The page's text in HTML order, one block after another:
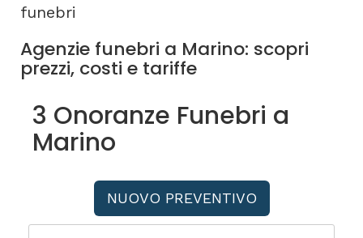
funebri
Agenzie funebri a Marino: scopri
prezzi, costi e tariffe
3 Onoranze Funebri a
Marino
NUOVO PREVENTIVO